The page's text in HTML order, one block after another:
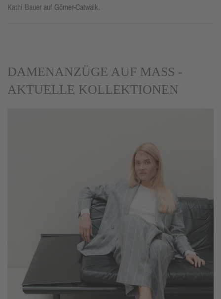
Kathi Bauer auf Görner-Catwalk.
DAMENANZÜGE AUF MASS - A
KTUELLE KOLLEKTIONEN